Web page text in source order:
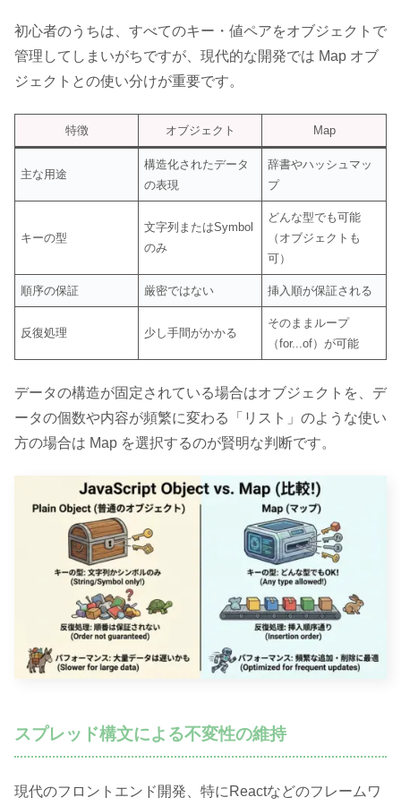
初心者のうちは、すべてのキー・値ペアをオブジェクトで
管理してしまいがちですが、現代的な開発では Map オブ
ジェクトとの使い分けが重要です。
特徴 オブジェクト Map
主な用途
構造化されたデータ
の表現
辞書やハッシュマッ
プ
キーの型
文字列またはSymbol
のみ
どんな型でも可能
（オブジェクトも
可）
順序の保証 厳密ではない 挿入順が保証される
反復処理 少し手間がかかる
そのままループ
（for...of）が可能
データの構造が固定されている場合はオブジェクトを、デ
ータの個数や内容が頻繁に変わる「リスト」のような使い
方の場合は Map を選択するのが賢明な判断です。
スプレッド構文による不変性の維持
現代のフロントエンド開発、特にReactなどのフレームワ